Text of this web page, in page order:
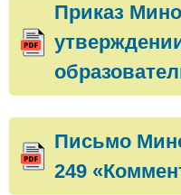
Приказ
Письмо
249